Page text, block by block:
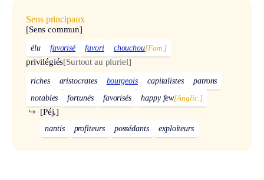
Sens principaux
[Sens commun]
élu favorisé favori chouchou[Fam.]
privilégiés[Surtout au pluriel]
riches aristocrates bourgeois capitalistes
patrons
notables
fortunés favorisés happy few[Anglic.]
[Péj.]
↪
nantis profiteurs possédants exploiteurs